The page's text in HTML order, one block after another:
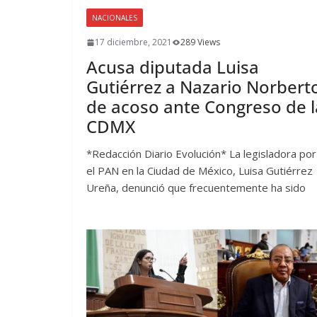
NACIONALES
17 diciembre, 2021 289 Views
Acusa diputada Luisa
Gutiérrez a Nazario
de acoso ante Congreso de
CDMX
*Redacción Diario Evolución* La legisladora por
el PAN en la Ciudad de México, Luisa Gutiérrez
Ureña, denunció que frecuentemente ha sido